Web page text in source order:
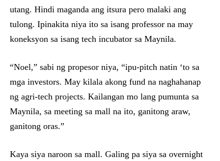
utang. Hindi maganda ang itsura pero malaki ang
tulong. Ipinakita niya ito sa isang professor na may
koneksyon sa isang tech incubator sa Maynila.
“Noel,” sabi ng propesor niya, “ipu-pitch natin ‘to sa
mga investors. May kilala akong fund na naghahanap
ng agri-tech projects. Kailangan mo lang pumunta sa
Maynila, sa meeting sa mall na ito, ganitong araw,
ganitong oras.”
Kaya siya naroon sa mall. Galing pa siya sa overnight